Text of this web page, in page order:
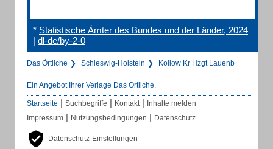
* Statistische Ämter des Bundes und der Länder, 2024
| dl-de/by-2-0
Das Örtliche Schleswig-Holstein Kollow Kr Hzgt Lauenb
Ein Angebot Ihrer Verlage Das Örtliche.
Startseite | Suchbegriffe | Kontakt | Inhalte melden
Impressum | Nutzungsbedingungen | Datenschutz
Datenschutz-Einstellungen